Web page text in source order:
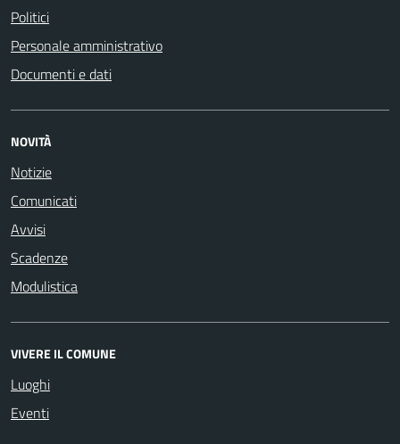
Politici
Personale amministrativo
Documenti e dati
NOVITÀ
Notizie
Comunicati
Avvisi
Scadenze
Modulistica
VIVERE IL COMUNE
Luoghi
Eventi